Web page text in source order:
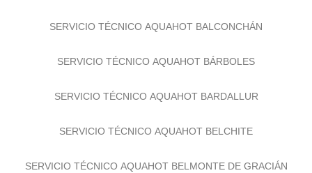
SERVICIO TÉCNICO AQUAHOT BALCONCHÁN
SERVICIO TÉCNICO AQUAHOT BÁRBOLES
SERVICIO TÉCNICO AQUAHOT BARDALLUR
SERVICIO TÉCNICO AQUAHOT BELCHITE
SERVICIO TÉCNICO AQUAHOT BELMONTE DE GRACIÁN